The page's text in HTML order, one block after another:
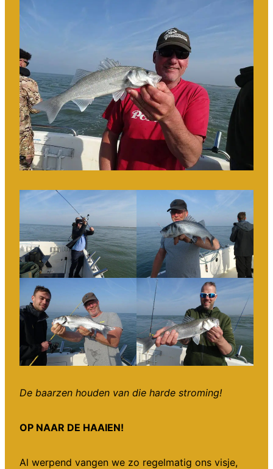
De baarzen houden van die harde stroming!
OP NAAR DE HAAIEN!
Al werpend vangen we zo regelmatig ons visje,